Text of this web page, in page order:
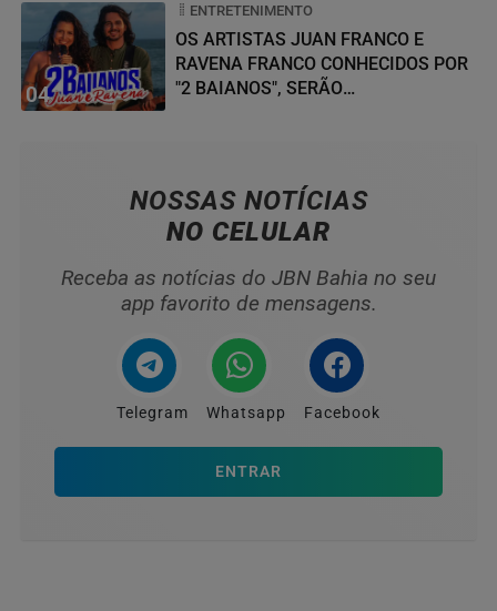
04
ENTRETENIMENTO
OS ARTISTAS JUAN FRANCO E
RAVENA FRANCO CONHECIDOS POR
"2 BAIANOS", SERÃO
NOSSAS NOTÍCIAS
NO CELULAR
Receba as notícias do JBN Bahia no seu
app favorito de mensagens.
Telegram Whatsapp Facebook
ENTRAR